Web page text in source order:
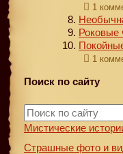
1
Роковые
1
Поиск по сайту
Мистические
Страшные фото и